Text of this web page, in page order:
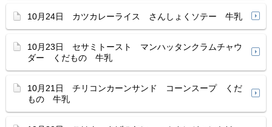
10月24日 カツカレーライス さんしょくソテー 牛乳
10月23日 セサミトースト マンハッタンクラムチャウ
ダー くだもの 牛乳
10月21日 チリコンカーンサンド コーンスープ くだ
もの 牛乳